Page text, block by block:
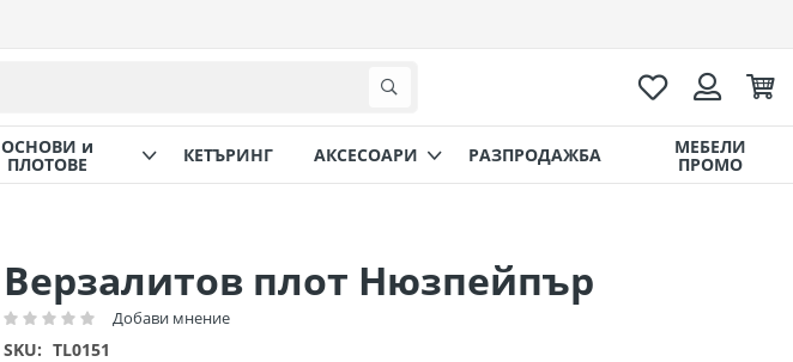
Любими
ОСНОВИ и
ПЛОТОВЕ КЕТЪРИНГ AКСЕСОАРИ РАЗПРОДАЖБА МЕБЕЛИ
ПРОМО
Верзалитов плот Нюзпейпър
Рейтинг: Добави мнение
SKU TL0151